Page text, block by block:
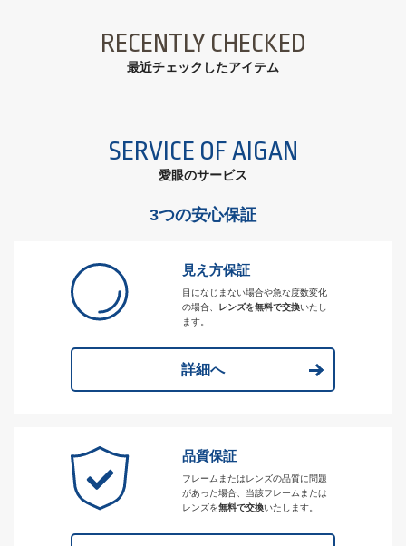
RECENTLY CHECKED
最近チェックしたアイテム
SERVICE OF AIGAN
愛眼のサービス
3つの安心保証
見え方保証
目になじまない場合や急な度数変化
の場合、
レンズを無料で交換いたし
ます。
詳細へ
品質保証
フレームまたはレンズの品質に問題
があった場合、当該フレームまたは
レンズを無料で交換いたします。